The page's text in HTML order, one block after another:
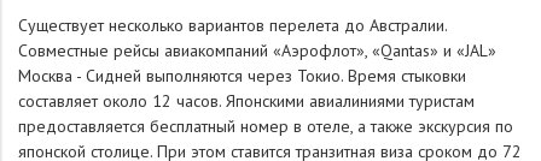
Существует несколько вариантов перелета до Австралии.
Совместные рейсы авиакомпаний «Аэрофлот», «Qantas» и «JAL»
Москва - Сидней выполняются через Токио. Время стыковки
составляет около 12 часов. Японскими авиалиниями туристам
предоставляется бесплатный номер в отеле, а также экскурсия по
японской столице. При этом ставится транзитная виза сроком до 72